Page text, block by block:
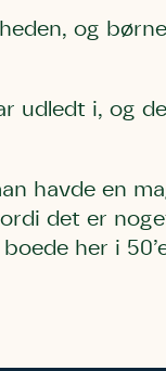
og
udledt i, og
havde en
det er
her i